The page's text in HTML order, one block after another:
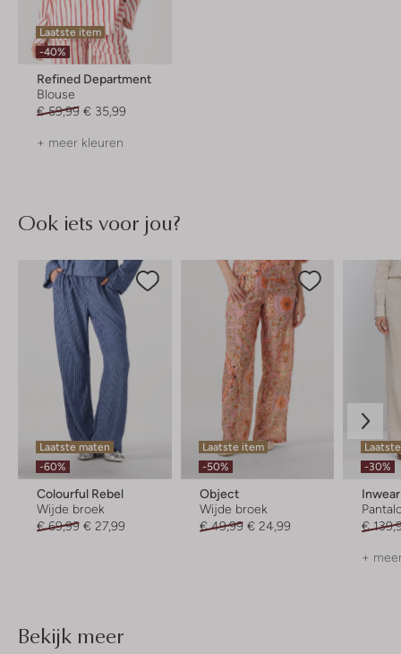
Laatste item
-40%
Refined Department
Blouse
€ 59,99 € 35,99
+ meer kleuren
Ook iets voor jou?
Laatste maten
-60%
Colourful Rebel
Wijde broek
€ 69,99 € 27,99
Laatste item
-50%
Object
Wijde broek
€ 49,99 € 24,99
-30%
Inwear
€
+
Bekijk meer